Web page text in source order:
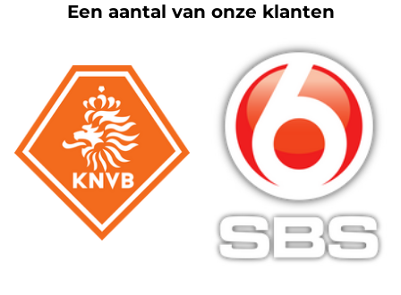
Een aantal van onze klanten